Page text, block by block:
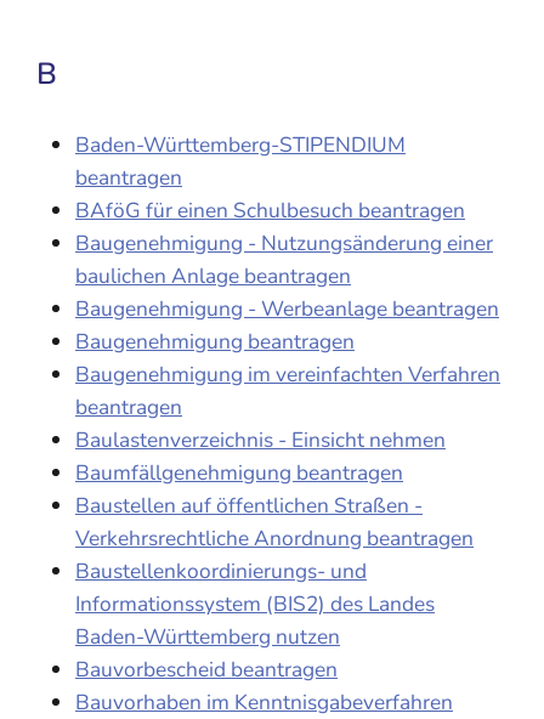
B
Baden-Württemberg-STIPENDIUM
beantragen
BAföG für einen Schulbesuch beantragen
Baugenehmigung - Nutzungsänderung einer
baulichen Anlage beantragen
Baugenehmigung - Werbeanlage beantragen
Baugenehmigung beantragen
Baugenehmigung im vereinfachten Verfahren
beantragen
Baulastenverzeichnis - Einsicht nehmen
Baumfällgenehmigung beantragen
Baustellen auf öffentlichen Straßen -
Verkehrsrechtliche Anordnung beantragen
Baustellenkoordinierungs- und
Informationssystem (BIS2) des Landes
Baden-Württemberg nutzen
Bauvorbescheid beantragen
Bauvorhaben im Kenntnisgabeverfahren